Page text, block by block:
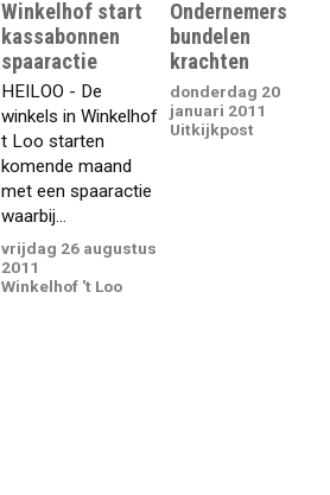
Winkelhof start
kassabonnen
spaaractie
HEILOO - De
winkels in Winkelhof
t Loo starten
komende maand
met een spaaractie
waarbij...
vrijdag 26 augustus
2011
Winkelhof 't Loo
Ondernemers
bundelen
krachten
donderdag 20
januari 2011
Uitkijkpost